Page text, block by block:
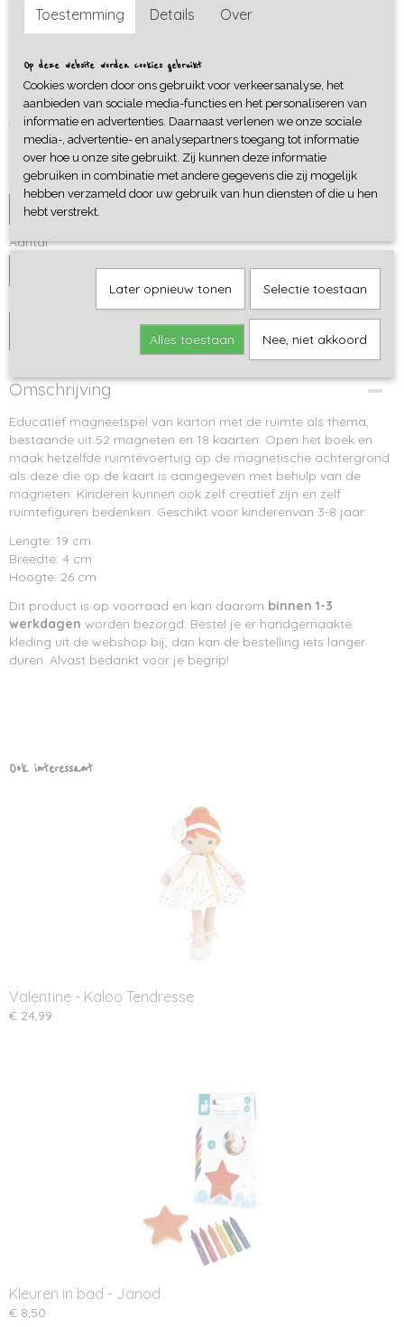
Magnetibook Ruimte - Janod
€ 19,95
Levertijd 1-3 werkdagen
Cadeaupapier
Aantal
IN WINKELWAGEN
Omschrijving
Educatief magneetspel van karton met de ruimte als thema,
bestaande uit 52 magneten en 18 kaarten. Open het boek en
maak hetzelfde ruimtevoertuig op de magnetische achtergrond
als deze die op de kaart is aangegeven met behulp van de
magneten. Kinderen kunnen ook zelf creatief zijn en zelf
ruimtefiguren bedenken. Geschikt voor kinderenvan 3-8 jaar.
Lengte: 19 cm
Breedte: 4 cm
Hoogte: 26 cm
Dit product is op voorraad en kan daarom binnen 1-3
werkdagen worden bezorgd. Bestel je er handgemaakte
kleding uit de webshop bij, dan kan de bestelling iets langer
duren. Alvast bedankt voor je begrip!
Ook interessant
Valentine - Kaloo Tendresse
€ 24,99
Kleuren in bad - Janod
€ 8,50
Toestemming Details Over
Op deze website worden cookies gebruikt
Cookies worden door ons gebruikt voor verkeersanalyse, het
aanbieden van sociale media-functies en het personaliseren van
informatie en advertenties. Daarnaast verlenen we onze sociale
media-, advertentie- en analysepartners toegang tot informatie
over hoe u onze site gebruikt. Zij kunnen deze informatie
gebruiken in combinatie met andere gegevens die zij mogelijk
hebben verzameld door uw gebruik van hun diensten of die u hen
hebt verstrekt.
Later opnieuw tonen Selectie toestaan
Alles toestaan Nee, niet akkoord